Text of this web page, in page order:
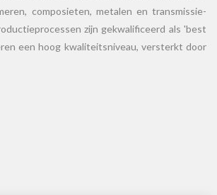
composieten, metalen en transmissie-
zijn gekwalificeerd als 'best
een hoog kwaliteitsniveau, versterkt door